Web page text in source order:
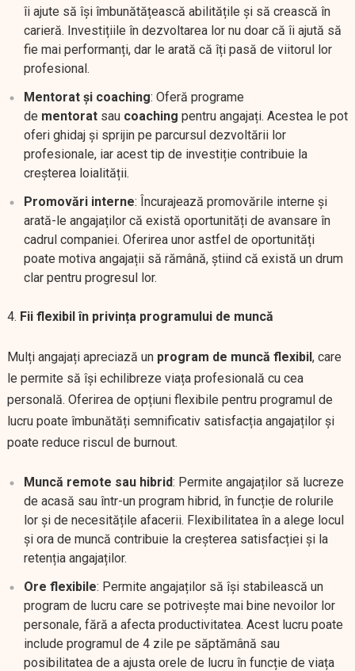
îi ajute să își îmbunătățească abilitățile și să crească în
carieră. Investițiile în dezvoltarea lor nu doar că îi ajută să
fie mai performanți, dar le arată că îți pasă de viitorul lor
profesional.
Mentorat și coaching: Oferă programe
de mentoratsau coaching pentru angajați. Acestea le pot
oferi ghidaj și sprijin pe parcursul dezvoltării lor
profesionale, iar acest tip de investiție contribuie la
creșterea loialității.
Promovări interne: Încurajează promovările interne și
arată-le angajaților că există oportunități de avansare în
cadrul companiei. Oferirea unor astfel de oportunități
poate motiva angajații să rămână, știind că există un drum
clar pentru progresul lor.
Fii flexibil în privința programului de muncă
Mulți angajați apreciază un program de muncă flexibil, care
le permite să își echilibreze viața profesională cu cea
personală. Oferirea de opțiuni flexibile pentru programul de
lucru poate îmbunătăți semnificativ satisfacția angajaților și
poate reduce riscul de burnout.
Muncă remote sau hibrid: Permite angajaților să lucreze
de acasă sau într-un program hibrid, în funcție de rolurile
lor și de necesitățile afacerii. Flexibilitatea în a alege locul
și ora de muncă contribuie la creșterea satisfacției și la
retenția angajaților.
Ore flexibile: Permite angajaților să își stabilească un
program de lucru care se potrivește mai bine nevoilor lor
personale, fără a afecta productivitatea. Acest lucru poate
include programul de 4 zile pe săptămână sau
posibilitatea de a ajusta orele de lucru în funcție de viața